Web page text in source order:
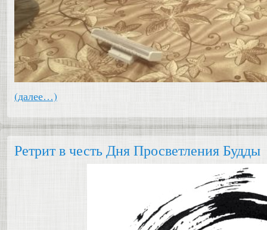
(далее…)
Ретрит в честь Дня Просветления Будды